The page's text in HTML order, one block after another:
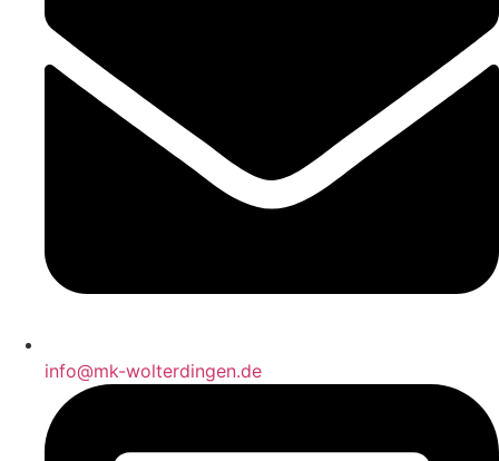
info@mk-wolterdingen.de